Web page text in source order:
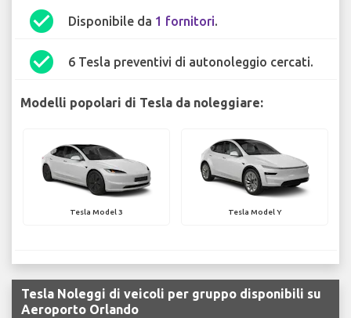
check_circle Disponibile da 1 fornitori.
check_circle 6 Tesla preventivi di autonoleggio cercati.
Modelli popolari di Tesla da noleggiare:
Tesla Model 3 Tesla Model Y
Tesla Noleggi di veicoli per gruppo disponibili su
Aeroporto Orlando